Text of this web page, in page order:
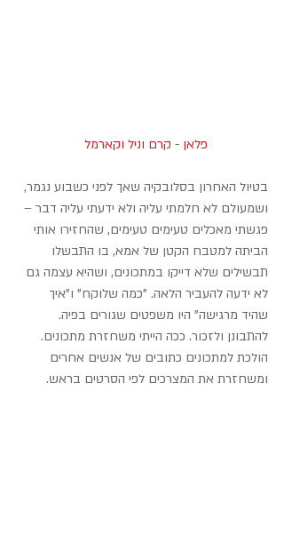
פלאן - קרם וניל וקארמל
בטיול האחרון בסלובקיה שאך לפני כשבוע נגמר,
ושמעולם לא חלמתי עליה ולא ידעתי עליה דבר –
פגשתי מאכלים טעימים טעימים, שהחזירו אותי
הביתה למטבח הקטן של אמא, בו התבשלו
תבשילים שלא דייקו במתכונים, ושהיא עצמה גם
לא ידעה להעביר הלאה. "כמה שלוקח" ו"איך
שהיד מרגישה" היו משפטים שגורים בפיה.
להתבונן ולזכור. ככה הייתי משחזרת מתכונים.
הולכת למתכונים כתובים של אנשים אחרים
ומשחזרת את המצרכים לפי הסרטים בראש.